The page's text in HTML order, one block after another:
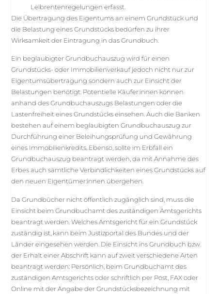
Leibrentenregelungen erfasst.
Die Übertragung des Eigentums an einem Grundstück und
die Belastung eines Grundstücks bedürfen zu ihrer
Wirksamkeit der Eintragung in das Grundbuch.
Ein beglaubigter Grundbuchauszug wird für einen
Grundstücks- oder Immobilienverkauf jedoch nicht nur zur
Eigentumsübertragung sondern auch zur Einsicht der
Belastungen benötigt. Potentielle Käufer:innen können
anhand des Grundbuchauszugs Belastungen oder die
Lastenfreiheit eines Grundstücks einsehen. Auch die Banken
bestehen auf einem beglaubigten Grundbuchauszug zur
Durchführung einer Beleihungsprüfung und Gewährung
eines Immobilienkredits. Ebenso, sollte im Erbfall ein
Grundbuchauszug beantragt werden, da mit Annahme des
Erbes auch sämtliche Verbindlichkeiten eines Grundstücks auf
den neuen Eigentümer:innen übergehen.
Da Grundbücher nicht öffentlich zugänglich sind, muss die
Einsicht beim Grundbuchamt des zuständigen Amtsgerichts
beantragt werden. Welches Amtsgericht für ein Grundstück
zuständig ist, kann beim Justizportal des Bundes und der
Länder eingesehen werden. Die Einsicht ins Grundbuch bzw.
der Erhalt einer Abschrift kann auf zweit verschiedene Arten
beantragt werden: Persönlich, beim Grundbuchamt des
zuständigen Amtsgerichts oder schriftlich per Post, FAX oder
Online mit der Angabe der Grundstücksbezeichnung mit